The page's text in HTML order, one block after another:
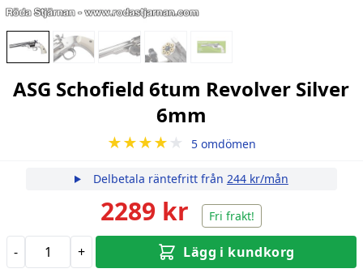
ASG Schofield 6tum Revolver Silver
6mm
★★★★ ★ 5 omdömen
Delbetala räntefritt från 244 kr/mån
2289 kr Fri frakt!
- + Lägg i kundkorg